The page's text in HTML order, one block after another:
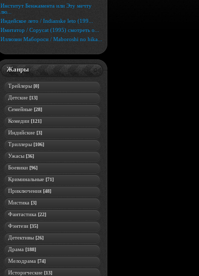
Институт Бенжамента или Эту мечту
лю...
Индейское лето / Indianske leto (199...
Имитатор / Copycat (1995) смотреть о...
Иллюзии Мабороси / Maboroshi no hika...
Жанры
Трейлеры [0]
Детские [13]
Семейные [28]
Комедии [121]
Индийские [3]
Триллеры [106]
Ужасы [36]
Боевики [96]
Криминальные [71]
Приключения [48]
Мистика [3]
Фантастика [22]
Фэнтези [35]
Детективы [26]
Драма [188]
Мелодрама [74]
Исторические [13]